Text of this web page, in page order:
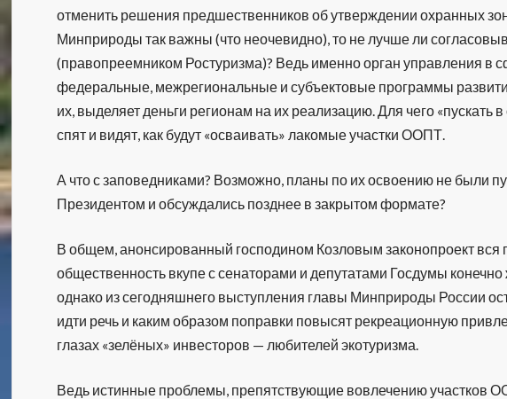
отменить решения предшественников об утверждении охранных
Минприроды так важны (что неочевидно), то не лучше ли
(правопреемником Ростуризма)? Ведь именно орган управления в
федеральные, межрегиональные и субъектовые программы
их, выделяет деньги регионам на их реализацию. Для чего «пускать
спят и видят, как будут «осваивать» лакомые участки ООПТ.
А что с заповедниками? Возможно, планы по их освоению не были
Президентом и обсуждались позднее в закрытом формате?
В общем, анонсированный господином Козловым законопроект
общественность вкупе с сенаторами и депутатами Госдумы
однако из сегодняшнего выступления главы Минприроды России
идти речь и каким образом поправки повысят рекреационную
глазах «зелёных» инвесторов — любителей экотуризма.
Ведь истинные проблемы, препятствующие вовлечению участков